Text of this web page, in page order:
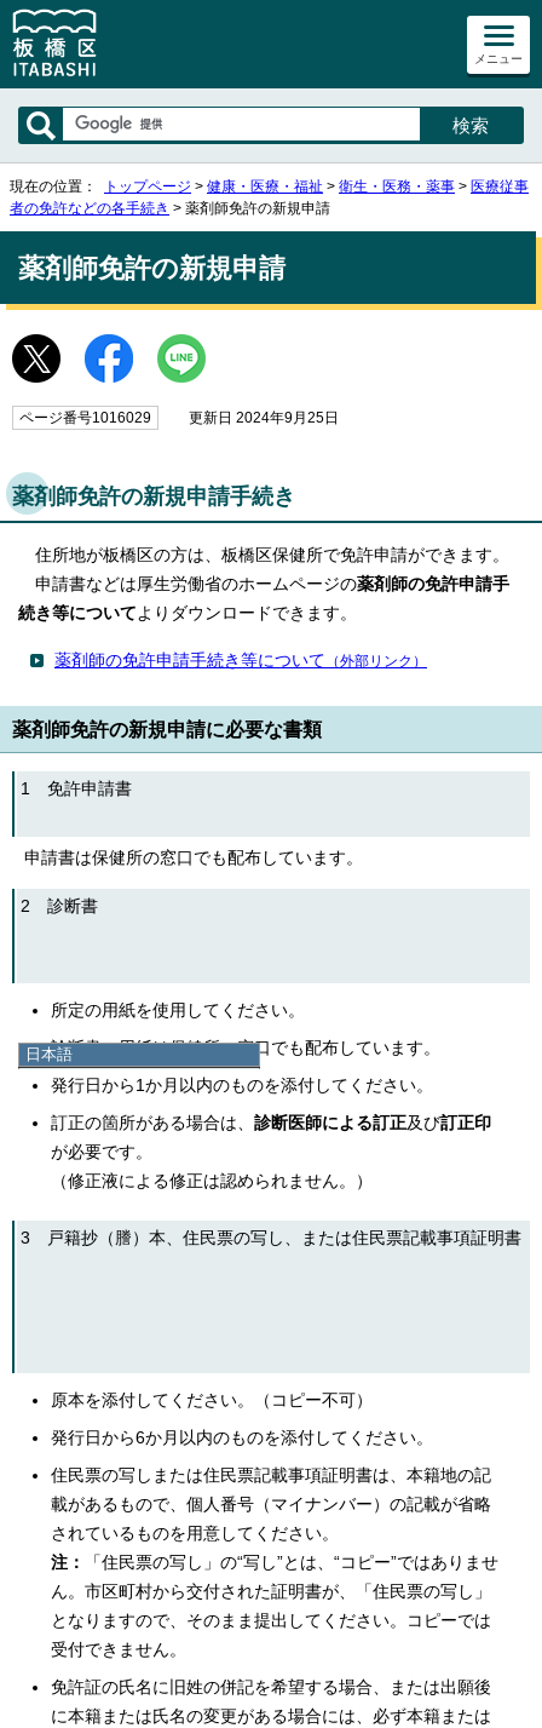
メニュー
日本語
日本語
한국어
简体中文
繁體中文
現在の位置： トップページ > 健康・医療・福祉 > 衛生・医務・薬事 > 医療従事
者の免許などの各手続き > 薬剤師免許の新規申請
薬剤師免許の新規申請
ページ番号1016029 更新日 2024年9月25日
薬剤師免許の新規申請手続き
住所地が板橋区の方は、板橋区保健所で免許申請ができます。
申請書などは厚生労働省のホームページの薬剤師の免許申請手
続き等についてよりダウンロードできます。
薬剤師の免許申請手続き等について （外部リンク）
薬剤師免許の新規申請に必要な書類
1 免許申請書
申請書は保健所の窓口でも配布しています。
2 診断書
所定の用紙を使用してください。
診断書の用紙は保健所の窓口でも配布しています。
発行日から1か月以内のものを添付してください。
訂正の箇所がある場合は、 診断医師による訂正及び訂正印
が必要です。
（修正液による修正は認められません。）
3 戸籍抄（謄）本、住民票の写し、または住民票記載事項証明書
原本を添付してください。（コピー不可）
発行日から6か月以内のものを添付してください。
住民票の写しまたは住民票記載事項証明書は、本籍地の記
載があるもので、個人番号（マイナンバー）の記載が省略
されているものを用意してください。
注：
「住民票の写し」の“写し”とは、“コピー”ではありませ
ん。市区町村から交付された証明書が、「住民票の写し」
となりますので、そのまま提出してください。コピーでは
受付できません。
免許証の氏名に旧姓の併記を希望する場合、または出願後
に本籍または氏名の変更がある場合には、必ず本籍または